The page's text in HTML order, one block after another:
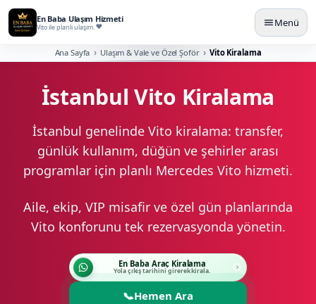
En Baba Ulaşım Hizmeti
Vito ile planlı ulaşım. Menü
Ana Sayfa Ulaşım & Vale ve Özel Şoför Vito Kiralama
İstanbul Vito Kiralama
İstanbul genelinde Vito kiralama: transfer,
günlük kullanım, düğün ve şehirler arası
programlar için planlı Mercedes Vito hizmeti.
Aile, ekip, VIP misafir ve özel gün planlarında
Vito konforunu tek rezervasyonda yönetin.
En Baba Araç Kiralama
Yola çıkış tarihini girerek kirala.
📞Hemen Ara